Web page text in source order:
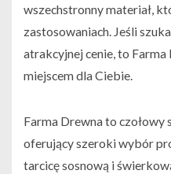
wszechstronny materiał,
zastosowaniach. Jeśli
atrakcyjnej cenie, to
miejscem dla Ciebie.
Farma Drewna to czołowy
oferujący szeroki wybór
tarcicę sosnową i